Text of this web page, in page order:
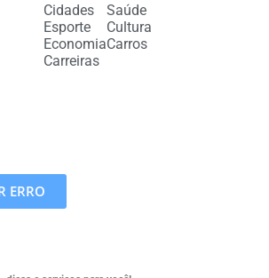
Cidades
Esporte
Economia
Carreiras
Saúde
Cultura
Carros
ERRO